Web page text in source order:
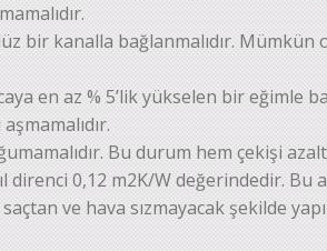
bir kanalla bağlanmalıdır.
en az % 5’lik yükselen bir eğimle
Bu durum hem çekişi
direnci 0,12 m2K/W değerindedir.
ve hava sızmayacak şekilde